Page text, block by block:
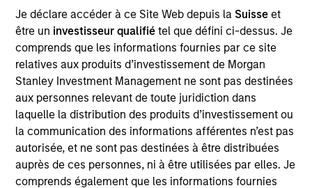
Je déclare accéder à ce Site Web depuis la Suisse et
être un investisseur qualifiétel que défini ci-dessus. Je
comprends que les informations fournies par ce site
relatives aux produits d’investissement de Morgan
Stanley Investment Management ne sont pas destinées
aux personnes relevant de toute juridiction dans
laquelle la distribution des produits d’investissement ou
la communication des informations afférentes n’est pas
autorisée, et ne sont pas destinées à être distribuées
auprès de ces personnes, ni à être utilisées par elles. Je
comprends également que les informations fournies
received a B.A. in political science from Brandeis
University and a master's degree in economics and
Latin American studies from the School of
Advanced International Studies at Johns Hopkins
University. He holds the Chartered Financial Analyst
designation.
Emerging Markets Equity Team